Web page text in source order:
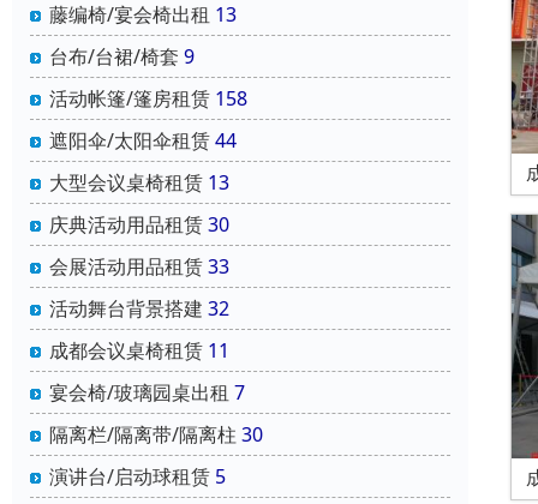
藤编椅/宴会椅出租 13
台布/台裙/椅套 9
活动帐篷/篷房租赁 158
遮阳伞/太阳伞租赁44
大型会议桌椅租赁 13
庆典活动用品租赁30
会展活动用品租赁33
活动舞台背景搭建 32
成都会议桌椅租赁 11
宴会椅/玻璃园桌出租 7
隔离栏/隔离带/隔离柱 30
演讲台/启动球租赁 5